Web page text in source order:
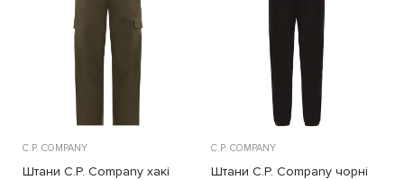
C.P. COMPANY
Штани C.P. Company хакі
C.P. COMPANY
Штани C.P. Company чорні